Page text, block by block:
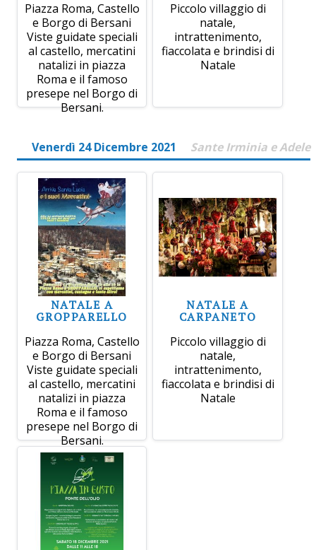
Piazza Roma, Castello
e Borgo di Bersani
Viste guidate speciali
al castello, mercatini
natalizi in piazza
Roma e il famoso
presepe nel Borgo di
Bersani.
Piccolo villaggio di
natale,
intrattenimento,
fiaccolata e brindisi di
Natale
Venerdì 24 Dicembre 2021 Sante Irminia e Adele
NATALE A
GROPPARELLO
Piazza Roma, Castello
e Borgo di Bersani
Viste guidate speciali
al castello, mercatini
natalizi in piazza
Roma e il famoso
presepe nel Borgo di
Bersani.
NATALE A
CARPANETO
Piccolo villaggio di
natale,
intrattenimento,
fiaccolata e brindisi di
Natale